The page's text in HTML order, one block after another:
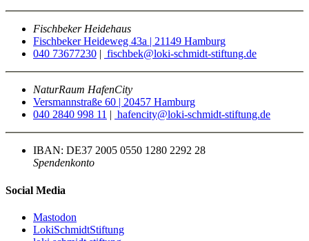
Fischbeker Heidehaus
Fischbeker Heideweg 43a | 21149 Hamburg
040 73677230 | fischbek@loki-schmidt-stiftung.de
NaturRaum HafenCity
Versmannstraße 60 | 20457 Hamburg
040 2840 998 11 | hafencity@loki-schmidt-stiftung.de
IBAN: DE37 2005 0550 1280 2292 28
Spendenkonto
Social Media
Mastodon
LokiSchmidtStiftung